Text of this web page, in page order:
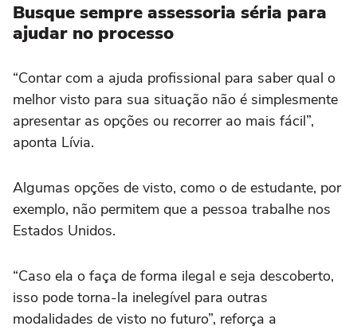
Busque sempre assessoria séria para
ajudar no processo
“Contar com a ajuda profissional para saber qual o
melhor visto para sua situação não é simplesmente
apresentar as opções ou recorrer ao mais fácil”,
aponta Lívia.
Algumas opções de visto, como o de estudante, por
exemplo, não permitem que a pessoa trabalhe nos
Estados Unidos.
“Caso ela o faça de forma ilegal e seja descoberto,
isso pode torna-la inelegível para outras
modalidades de visto no futuro”, reforça a